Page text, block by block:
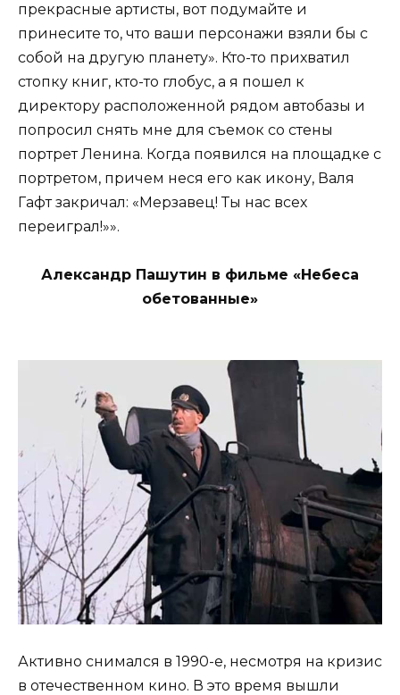
прекрасные артисты, вот подумайте и
принесите то, что ваши персонажи взяли бы с
собой на другую планету». Кто-то прихватил
стопку книг, кто-то глобус, а я пошел к
директору расположенной рядом автобазы и
попросил снять мне для съемок со стены
портрет Ленина. Когда появился на площадке с
портретом, причем неся его как икону, Валя
Гафт закричал: «Мерзавец! Ты нас всех
переиграл!»».
Александр Пашутин в фильме «Небеса
обетованные»
Активно снимался в 1990-е, несмотря на кризис
в отечественном кино. В это время вышли